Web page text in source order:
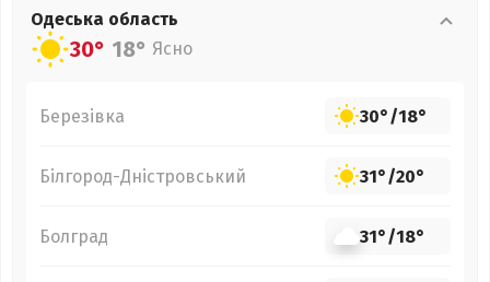
Одеська область
30° 18° Ясно
Березівка 30°/18°
Білгород-Дністровський 31°/20°
Болград 31°/18°